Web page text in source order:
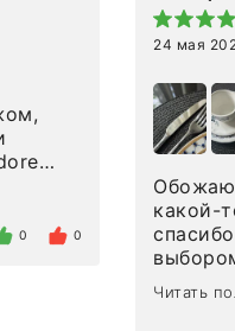
0 0
24 мая
Обожаю
какой-
Читать